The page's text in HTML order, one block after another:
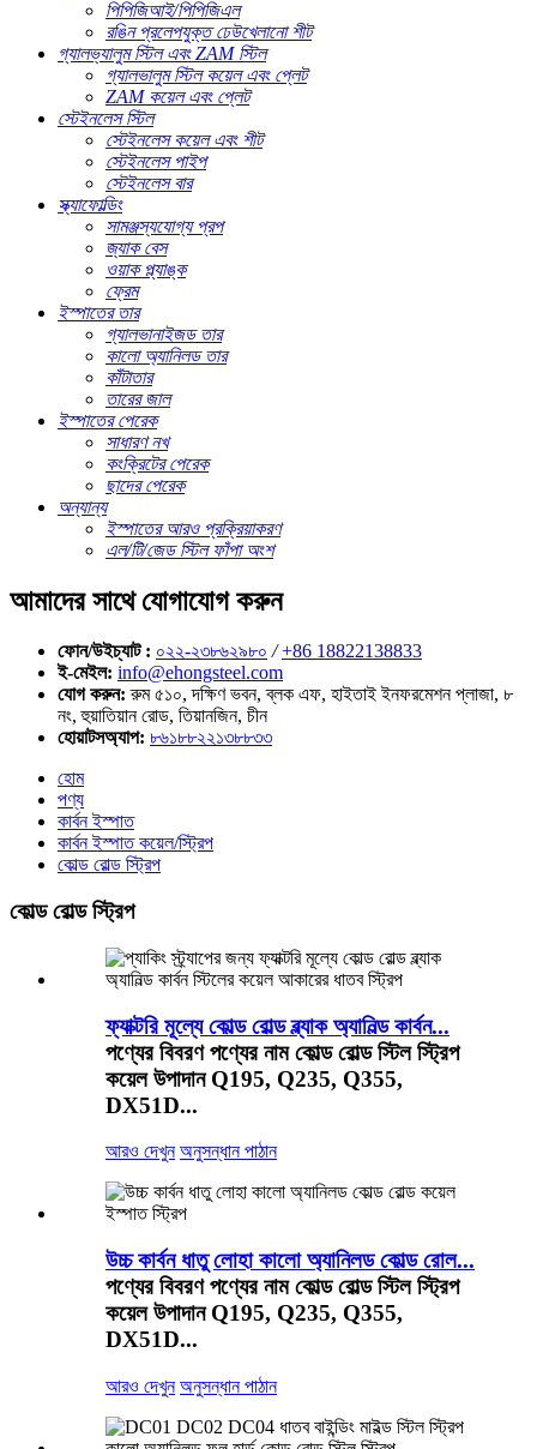
পিপিজিআই/পিপিজিএল
রঙিন প্রলেপযুক্ত ঢেউখেলানো শীট
গ্যালভ্যালুম স্টিল এবং ZAM স্টিল
গ্যালভালুম স্টিল কয়েল এবং প্লেট
ZAM কয়েল এবং প্লেট
স্টেইনলেস স্টিল
স্টেইনলেস কয়েল এবং শীট
স্টেইনলেস পাইপ
স্টেইনলেস বার
স্ক্যাফোল্ডিং
সামঞ্জস্যযোগ্য প্রপ
জ্যাক বেস
ওয়াক প্ল্যাঙ্ক
ফ্রেম
ইস্পাতের তার
গ্যালভানাইজড তার
কালো অ্যানিলড তার
কাঁটাতার
তারের জাল
ইস্পাতের পেরেক
সাধারণ নখ
কংক্রিটের পেরেক
ছাদের পেরেক
অন্যান্য
ইস্পাতের আরও প্রক্রিয়াকরণ
এল/টি/জেড স্টিল ফাঁপা অংশ
আমাদের সাথে যোগাযোগ করুন
ফোন/উইচ্যাট : ০২২-২৩৮৬২৯৮০ / +86 18822138833
ই-মেইল: info@ehongsteel.com
যোগ করুন: রুম ৫১০, দক্ষিণ ভবন, ব্লক এফ, হাইতাই ইনফরমেশন প্লাজা, ৮
নং, হুয়াতিয়ান রোড, তিয়ানজিন, চীন
হোয়াটসঅ্যাপ: ৮৬১৮৮২২১৩৮৮৩৩
হোম
পণ্য
কার্বন ইস্পাত
কার্বন ইস্পাত কয়েল/স্ট্রিপ
কোল্ড রোল্ড স্ট্রিপ
কোল্ড রোল্ড স্ট্রিপ
ফ্যাক্টরি মূল্যে কোল্ড রোল্ড ব্ল্যাক অ্যানিল্ড কার্বন...
পণ্যের বিবরণ পণ্যের নাম কোল্ড রোল্ড স্টিল স্ট্রিপ
কয়েল উপাদান Q195, Q235, Q355,
DX51D...
আরও দেখুন অনুসন্ধান পাঠান
উচ্চ কার্বন ধাতু লোহা কালো অ্যানিলড কোল্ড রোল...
পণ্যের বিবরণ পণ্যের নাম কোল্ড রোল্ড স্টিল স্ট্রিপ
কয়েল উপাদান Q195, Q235, Q355,
DX51D...
আরও দেখুন অনুসন্ধান পাঠান